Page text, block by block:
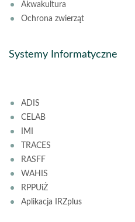
Akwakultura
Ochrona zwierząt
Systemy Informatyczne
ADIS
CELAB
IMI
TRACES
RASFF
WAHIS
RPPUiŻ
Aplikacja IRZplus